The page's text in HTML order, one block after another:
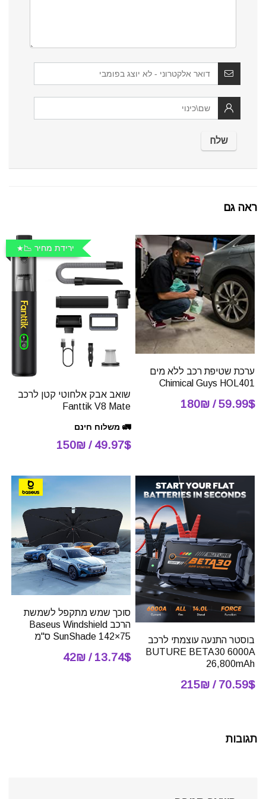
ראה גם
ערכת שטיפת רכב ללא מים
Chimical Guys HOL401
59.99$ / 180₪
ירידת מחיר 📉
שואב אבק אלחוטי קטן לרכב
Fanttik V8 Mate
🚛 משלוח חינם
49.97$ / 150₪
בוסטר התנעה עוצמתי לרכב
BUTURE BETA30 6000A
26,800mAh
70.59$ / 215₪
סוכך שמש מתקפל לשמשת
הרכב Baseus Windshield
SunShade 142×75 ס"מ
13.74$ / 42₪
תגובות